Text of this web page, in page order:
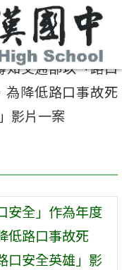
知交通部以「路口
為降低路口事故死
影片一案
安全」作為年度
低路口事故死
口安全英雄」影